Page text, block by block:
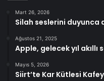
Mart 26, 2026
Silah seslerini duyunca
Ağustos 21, 2025
Apple, gelecek yıl
Mayıs 5, 2026
Siirt’te Kar Kütlesi